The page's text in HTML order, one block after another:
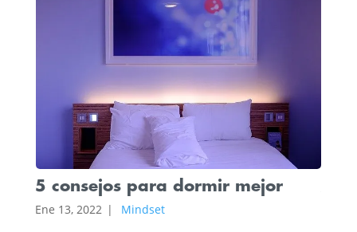
5 consejos para dormir mejor
Ene 13, 2022 | Mindset